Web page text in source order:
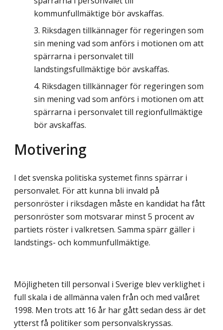
kommunfullmäktige bör avskaffas.
Riksdagen tillkännager för regeringen som
sin mening vad som anförs i motionen om att
spärrarna i personvalet till
landstingsfullmäktige bör avskaffas.
Riksdagen tillkännager för regeringen som
sin mening vad som anförs i motionen om att
spärrarna i personvalet till regionfullmäktige
bör avskaffas.
Motivering
I det svenska politiska systemet finns spärrar i
personvalet. För att kunna bli invald på
personröster i riksdagen måste en kandidat ha fått
personröster som motsvarar minst 5 procent av
partiets röster i valkretsen. Samma spärr gäller i
landstings- och kommunfullmäktige.
Möjligheten till personval i Sverige blev verklighet i
full skala i de allmänna valen från och med valåret
1998. Men trots att 16 år har gått sedan dess är det
ytterst få politiker som personvalskryssas.